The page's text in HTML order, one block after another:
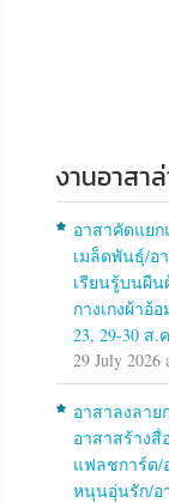
งานอาสา
อาสาคัดแย
เมล็ดพันธุ์/อ
เรียนรู้บนผื
กางเกงผ้าอ้
23, 29-30 ส.
29 July 2026
อาสาลงลาย
อาสาสร้างสื่
แฟลชการ์ด/
หนุนอุ่นรัก/อ